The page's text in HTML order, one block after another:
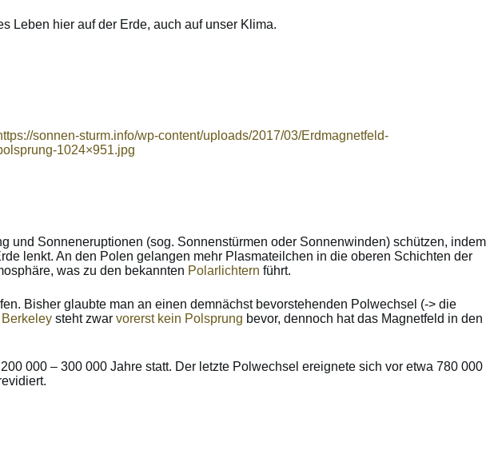
Leben hier auf der Erde, auch auf unser Klima.
sonnen-sturm.info/wp-content/uploads/2017/03/Erdmagnetfeld-
1024×951.jpg
und Sonneneruptionen (sog. Sonnenstürmen oder Sonnenwinden) schützen, indem
lenkt. An den Polen gelangen mehr Plasmateilchen in die oberen Schichten der
was zu den bekannten Polarlichtern führt.
Bisher glaubte man an einen demnächst bevorstehenden Polwechsel (-> die
steht zwar vorerst kein Polsprung bevor, dennoch hat das Magnetfeld in den
000 – 300 000 Jahre statt. Der letzte Polwechsel ereignete sich vor etwa 780 000